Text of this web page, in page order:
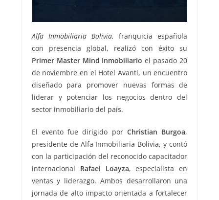
Alfa Inmobiliaria Bolivia, franquicia española
con presencia global, realizó con éxito su
Primer Master Mind Inmobiliario el pasado 20
de noviembre en el Hotel Avanti, un encuentro
diseñado para promover nuevas formas de
liderar y potenciar los negocios dentro del
sector inmobiliario del país.
El evento fue dirigido por Christian Burgoa,
presidente de Alfa Inmobiliaria Bolivia, y contó
con la participación del reconocido capacitador
internacional Rafael Loayza, especialista en
ventas y liderazgo. Ambos desarrollaron una
jornada de alto impacto orientada a fortalecer